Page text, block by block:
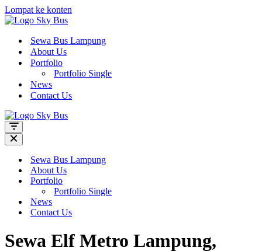
Lompat ke konten
Sewa Bus Lampung
About Us
Portfolio
Portfolio Single
News
Contact Us
Menu
Navigasi
Menu
NavigasiSewa Bus Lampung
About Us
Portfolio
Portfolio Single
News
Contact Us
Sewa Elf Metro Lampung,